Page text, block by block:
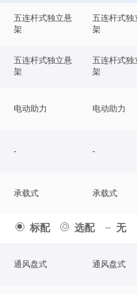
标配 选配 无
五连杆式独立悬
架
五连杆式独
架
五连杆式独立悬
架
五连杆式独
架
电动助力 电动助力
- -
承载式 承载式
通风盘式 通风盘式